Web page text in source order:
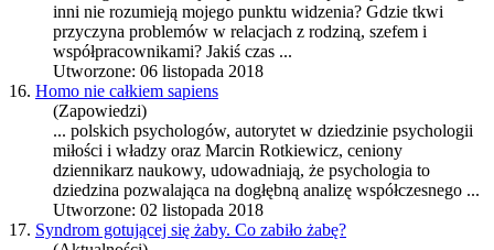
inni nie rozumieją mojego punktu widzenia? Gdzie tkwi
przyczyna problemów w relacjach z rodziną, szefem i
współpracownikami? Jakiś czas ...
Utworzone: 06 listopada 2018
16. Homo nie całkiem sapiens
(Zapowiedzi)
... polskich psychologów, autorytet w dziedzinie psychologii
miłości i władzy oraz Marcin Rotkiewicz, ceniony
dziennikarz naukowy, udowadniają, że psychologia to
dziedzina pozwalająca na dogłębną analizę współczesnego ...
Utworzone: 02 listopada 2018
17. Syndrom gotującej się żaby. Co zabiło żabę?